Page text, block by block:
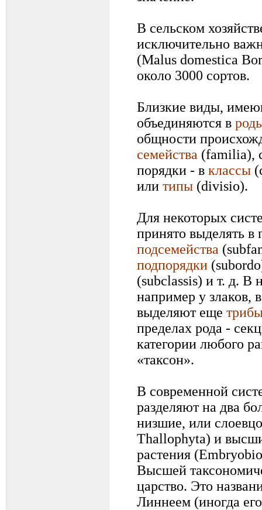
В сельском
исключительно
(Malus domestica
около 3000 сортов.
Близкие виды,
объединяются в
общности
семейства (familia),
порядки - в классы
или типы (divisio).
Для некоторых
принято выделять в
подсемейства
подпорядки
(subclassis) и т. д. В
например у злаков,
выделяют еще
пределах рода -
категории любого
«таксон».
В современной
разделяют на два
низшие, или
Thallophyta) и
растения
Высшей
царство. Это
Линнеем (иногда